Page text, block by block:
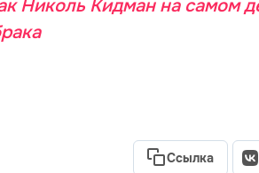
Николь Кидман на самом
Ссылка